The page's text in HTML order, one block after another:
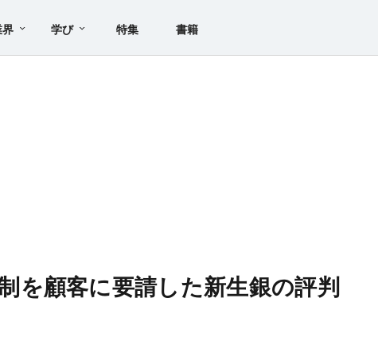
学び 特集 書籍
を顧客に要請した新生銀の評判